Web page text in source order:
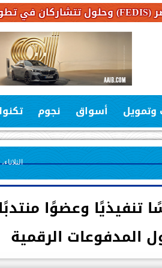
وتمويل أسواق نجوم
الثلاثاء، 9 سبتمبر 2025
تنفيذيًا وعضوًا